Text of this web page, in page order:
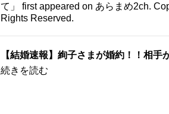
て」 first appeared on あらまめ2ch.
Rights Reserved.
【結婚速報】絢子さまが婚約！！相手
続きを読む